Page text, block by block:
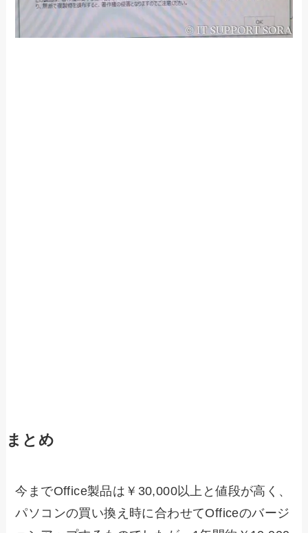
まとめ
今までOffice製品は￥30,000以上と値段が高く、
パソコンの買い換え時に合わせてOfficeのバージ